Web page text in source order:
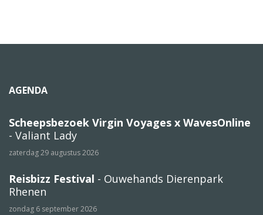
AGENDA
Scheepsbezoek Virgin Voyages x WavesOnline
- Valiant Lady
zaterdag 29 augustus 2026
Reisbizz Festival - Ouwehands Dierenpark
Rhenen
zondag 6 september 2026